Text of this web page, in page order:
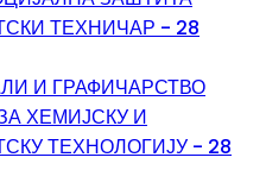
ТЕХНИЧАР - 28
И ГРАФИЧАРСТВО
ХЕМИЈСКУ И
ТЕХНОЛОГИЈУ - 28